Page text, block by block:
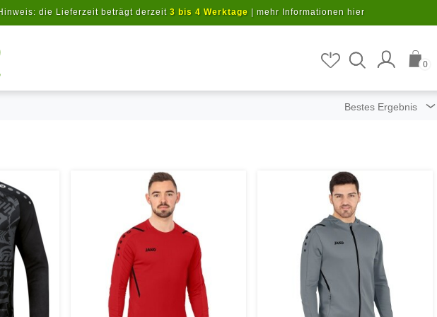
die Lieferzeit beträgt derzeit 3 bis 4 Werktage mehr Informationen hier
0